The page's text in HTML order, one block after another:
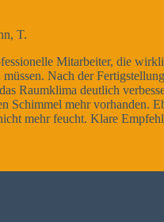
wo sie
Arbeiten
keine
die
Freundliche
sauber,